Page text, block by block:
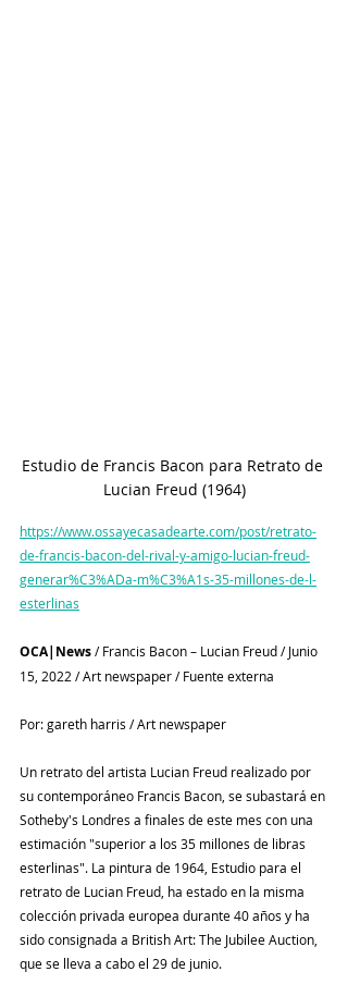
Estudio de Francis Bacon para Retrato de
Lucian Freud (1964)
https://www.ossayecasadearte.com/post/retrato-
de-francis-bacon-del-rival-y-amigo-lucian-freud-
generar%C3%ADa-m%C3%A1s-35-millones-de-l-
esterlinas
OCA|News / Francis Bacon – Lucian Freud / Junio
15, 2022 / Art newspaper / Fuente externa
Por: gareth harris / Art newspaper
Un retrato del artista Lucian Freud realizado por
su contemporáneo Francis Bacon, se subastará en
Sotheby's Londres a finales de este mes con una
estimación "superior a los 35 millones de libras
esterlinas". La pintura de 1964, Estudio para el
retrato de Lucian Freud, ha estado en la misma
colección privada europea durante 40 años y ha
sido consignada a British Art: The Jubilee Auction,
que se lleva a cabo el 29 de junio.